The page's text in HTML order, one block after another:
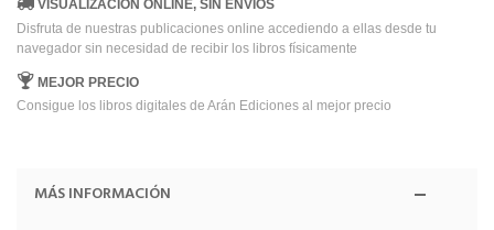
VISUALIZACIÓN ONLINE, SIN ENVÍOS
Disfruta de nuestras publicaciones online accediendo a ellas desde tu
navegador sin necesidad de recibir los libros físicamente
MEJOR PRECIO
Consigue los libros digitales de Arán Ediciones al mejor precio
MÁS INFORMACIÓN